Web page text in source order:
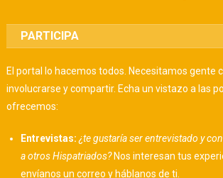
PARTICIPA
El portal lo hacemos todos. Necesitamos gente
involucrarse y compartir. Echa un vistazo a las
ofrecemos:
Entrevistas:¿te gustaría ser entrevistado y
a otros Hispatriados?Nos interesan tus
envíanos un correo y háblanos de ti.